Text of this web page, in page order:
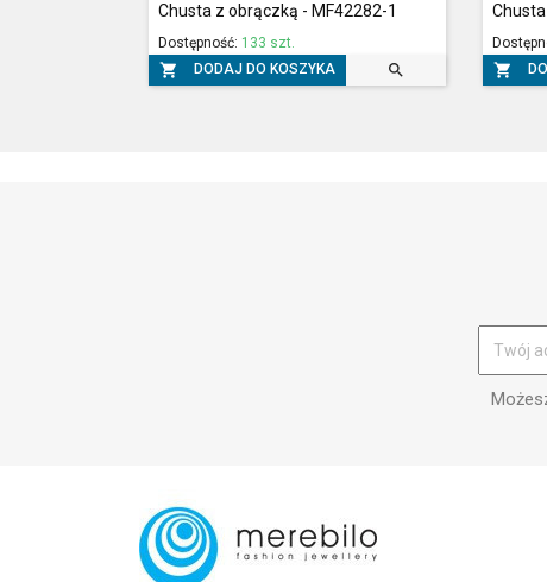
Chusta z obrączką - MF42282-1
Dostępność: 133 szt.
 DODAJ DO KOSZYKA  